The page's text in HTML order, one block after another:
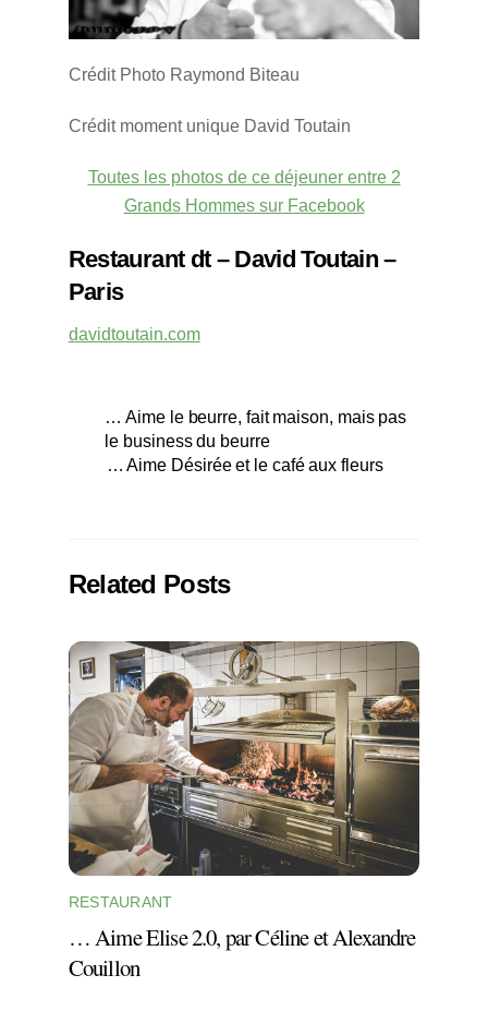
Crédit Photo Raymond Biteau
Crédit moment unique David Toutain
Toutes les photos de ce déjeuner entre 2
Grands Hommes sur Facebook
Restaurant dt – David Toutain –
Paris
davidtoutain.com
… Aime le beurre, fait maison, mais pas
le business du beurre
… Aime Désirée et le café aux fleurs
Related Posts
RESTAURANT
… Aime Elise 2.0, par Céline et Alexandre
Couillon